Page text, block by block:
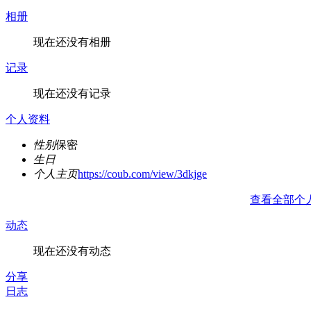
相册
现在还没有相册
记录
现在还没有记录
个人资料
性别保密
生日
个人主页https://coub.com/view/3dkjge
查看全部个
动态
现在还没有动态
分享
日志